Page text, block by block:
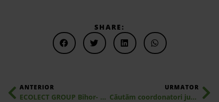
SHARE:
ANTERIOR
ECOLECT GROUP Bihor- partener județean Let’s Do It, Romania! la Ziua de Curățenia Națională
URMATOR
Căutăm coordonatori județeni!